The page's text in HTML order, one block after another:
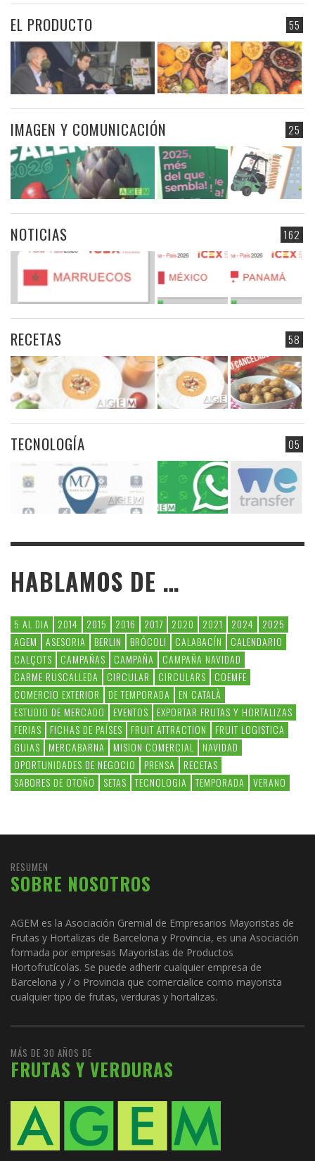
55
EL PRODUCTO
25
IMAGEN Y COMUNICACIÓN
162
NOTICIAS
58
RECETAS
05
TECNOLOGÍA
HABLAMOS DE …
5 AL DIA 2014 2015 2016 2017 2020 2021 2024
2025
AGEM
ASESORIA BERLIN BRÓCOLI CALABACÍN
CALENDARIO
CALÇOTS
CAMPAÑAS CAMPAÑA
CAMPAÑA NAVIDAD
CARME RUSCALLEDA
CIRCULAR CIRCULARS
COEMFE
COMERCIO EXTERIOR
DE TEMPORADA
EN CATALÀ
ESTUDIO DE MERCADO
EVENTOS
EXPORTAR FRUTAS Y HORTALIZAS
FERIAS
FICHAS DE PAÍSES FRUIT ATTRACTION
FRUIT LOGISTICA
GUIAS
MERCABARNA MISION COMERCIAL
NAVIDAD
OPORTUNIDADES DE NEGOCIO
PRENSA
RECETAS
SABORES DE OTOÑO
SETAS TECNOLOGIA TEMPORADA VERANO
RESUMEN
SOBRE NOSOTROS
AGEM es la Asociación Gremial de Empresarios Mayoristas de
Frutas y Hortalizas de Barcelona y Provincia, es una Asociación
formada por empresas Mayoristas de Productos
Hortofrutícolas. Se puede adherir cualquier empresa de
Barcelona y / o Provincia que comercialice como mayorista
cualquier tipo de frutas, verduras y hortalizas.
MÁS DE 30 AÑOS DE
FRUTAS Y VERDURAS